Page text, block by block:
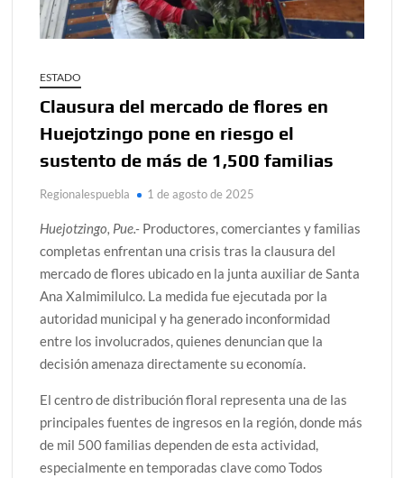
ESTADO
Clausura del mercado de flores en
Huejotzingo pone en riesgo el
sustento de más de 1,500 familias
Regionalespuebla 1 de agosto de 2025
Huejotzingo, Pue.- Productores, comerciantes y familias
completas enfrentan una crisis tras la clausura del
mercado de flores ubicado en la junta auxiliar de Santa
Ana Xalmimilulco. La medida fue ejecutada por la
autoridad municipal y ha generado inconformidad
entre los involucrados, quienes denuncian que la
decisión amenaza directamente su economía.
El centro de distribución floral representa una de las
principales fuentes de ingresos en la región, donde más
de mil 500 familias dependen de esta actividad,
especialmente en temporadas clave como Todos